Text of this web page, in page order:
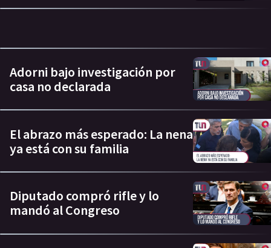
Adorni bajo investigación por
casa no declarada
El abrazo más esperado: La nena
ya está con su familia
Diputado compró rifle y lo
mandó al Congreso